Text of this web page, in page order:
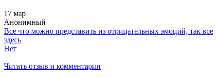
17 мар
Анонимный
Все что можно представить из отрицательных эмоций, так все
здесь
Нет
Читать отзыв и комментарии